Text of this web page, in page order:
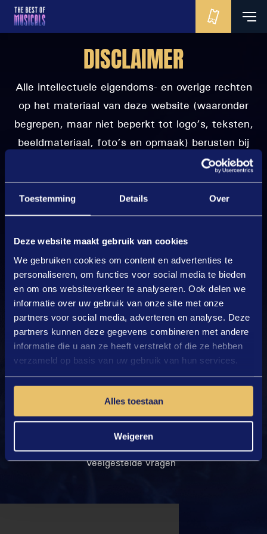
Toestemming Details Over
Deze website maakt gebruik van cookies
We gebruiken cookies om content en advertenties te
personaliseren, om functies voor social media te bieden
en om ons websiteverkeer te analyseren. Ook delen we
informatie over uw gebruik van onze site met onze
partners voor social media, adverteren en analyse. Deze
partners kunnen deze gegevens combineren met andere
informatie die u aan ze heeft verstrekt of die ze hebben
verzameld op basis van uw gebruik van hun services.
Alles toestaan
Weigeren
DISCLAIMER
Alle intellectuele eigendoms- en overige rechten
op het materiaal van deze website (waaronder
begrepen, maar niet beperkt tot logo’s, teksten,
beeldmateriaal, foto’s en opmaak) berusten bij
MediaLane B.V. dan wel bij de originele
rechthebbende(n). Verdere openbaarmaking
en/of verveelvoudiging van (onderdelen van) dit
materiaal zonder voorafgaande schriftelijke
toestemming van MediaLane B.V. is uitdrukkelijk
contact: MediaLane, Veemkade 562, 1019 HM,
Amsterdam. Tel: 00 31 20 238 0600.
Geproduceerd door:
Privacy- en Cookiebeleid
Disclaimer
Pers
Veelgestelde vragen